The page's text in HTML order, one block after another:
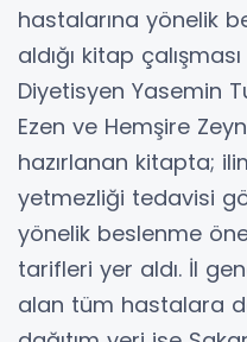
hastalarına yönelik
aldığı kitap
Diyetisyen Yasemin
Ezen ve Hemşire
hazırlanan kitapta;
yetmezliği tedavisi
yönelik beslenme
tarifleri yer aldı. İl
alan tüm hastalara